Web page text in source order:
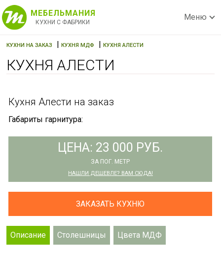
МЕБЕЛЬМАНИЯ
КУХНИ С ФАБРИКИ
Меню
КУХНИ НА ЗАКАЗ |КУХНЯ МДФ |КУХНЯ АЛЕСТИ
КУХНЯ АЛЕСТИ
Кухня Алести на заказ
Габариты гарнитура:
ЦЕНА: 23 000 РУБ.
ЗА ПОГ. МЕТР
НАШЛИ ДЕШЕВЛЕ? ВАМ СЮДА!
ЗАКАЗАТЬ КУХНЮ
Описание Столешницы Цвета МДФ